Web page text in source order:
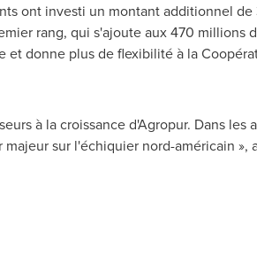
ont investi un montant additionnel
rang, qui s'ajoute aux 470 millions
donne plus de flexibilité à la
à la croissance d'Agropur. Dans
sur l'échiquier nord-américain »,